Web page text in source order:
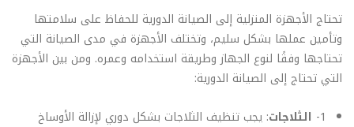
تحتاج الأجهزة المنزلية إلى الصيانة الدورية للحفاظ على سلامتها
وتأمين عملها بشكل سليم، وتختلف الأجهزة في مدى الصيانة التي
تحتاجها وفقًا لنوع الجهاز وطريقة استخدامه وعمره. ومن بين الأجهزة
التي تحتاج إلى الصيانة الدورية:
1- الثلاجات: يجب تنظيف الثلاجات بشكل دوري لإزالة الأوساخ